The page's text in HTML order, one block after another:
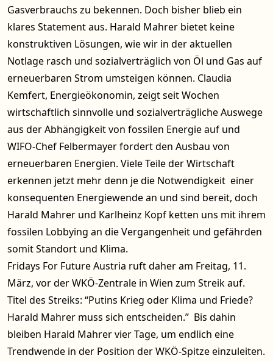
Gasverbrauchs zu bekennen. Doch bisher blieb ein
klares Statement aus. Harald Mahrer bietet keine
konstruktiven Lösungen, wie wir in der aktuellen
Notlage rasch und sozialverträglich von Öl und Gas auf
erneuerbaren Strom umsteigen können. Claudia
Kemfert, Energieökonomin, zeigt seit Wochen
wirtschaftlich sinnvolle und sozialverträgliche Auswege
aus der Abhängigkeit von fossilen Energie auf und
WIFO-Chef Felbermayer fordert den Ausbau von
erneuerbaren Energien. Viele Teile der Wirtschaft
erkennen jetzt mehr denn je die Notwendigkeit einer
konsequenten Energiewende an und sind bereit, doch
Harald Mahrer und Karlheinz Kopf ketten uns mit ihrem
fossilen Lobbying an die Vergangenheit und gefährden
somit Standort und Klima.
Fridays For Future Austria ruft daher am Freitag, 11.
März, vor der WKÖ-Zentrale in Wien zum Streik auf.
Titel des Streiks: “Putins Krieg oder Klima und Friede?
Harald Mahrer muss sich entscheiden.” Bis dahin
bleiben Harald Mahrer vier Tage, um endlich eine
Trendwende in der Position der WKÖ-Spitze einzuleiten.